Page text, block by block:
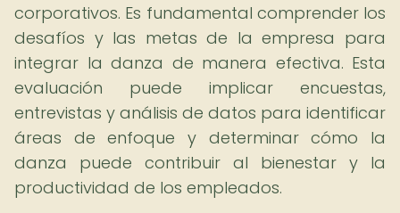
corporativos. Es fundamental comprender los
desafíos y las metas de la empresa para
integrar la danza de manera efectiva. Esta
evaluación puede implicar encuestas,
entrevistas y análisis de datos para identificar
áreas de enfoque y determinar cómo la
danza puede contribuir al bienestar y la
productividad de los empleados.